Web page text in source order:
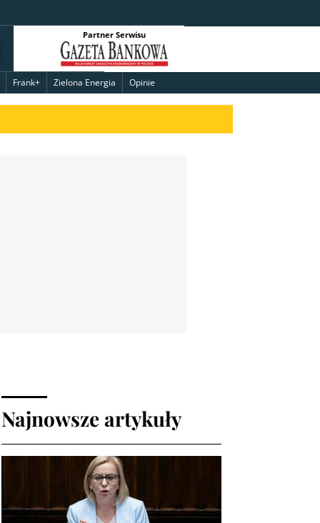
Partner Serwisu
Frank+ Zielona Energia Opinie
Najnowsze artykuły